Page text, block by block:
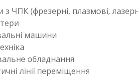
з ЧПК (фрезерні, плазмові,
машини
обладнання
лінії переміщення